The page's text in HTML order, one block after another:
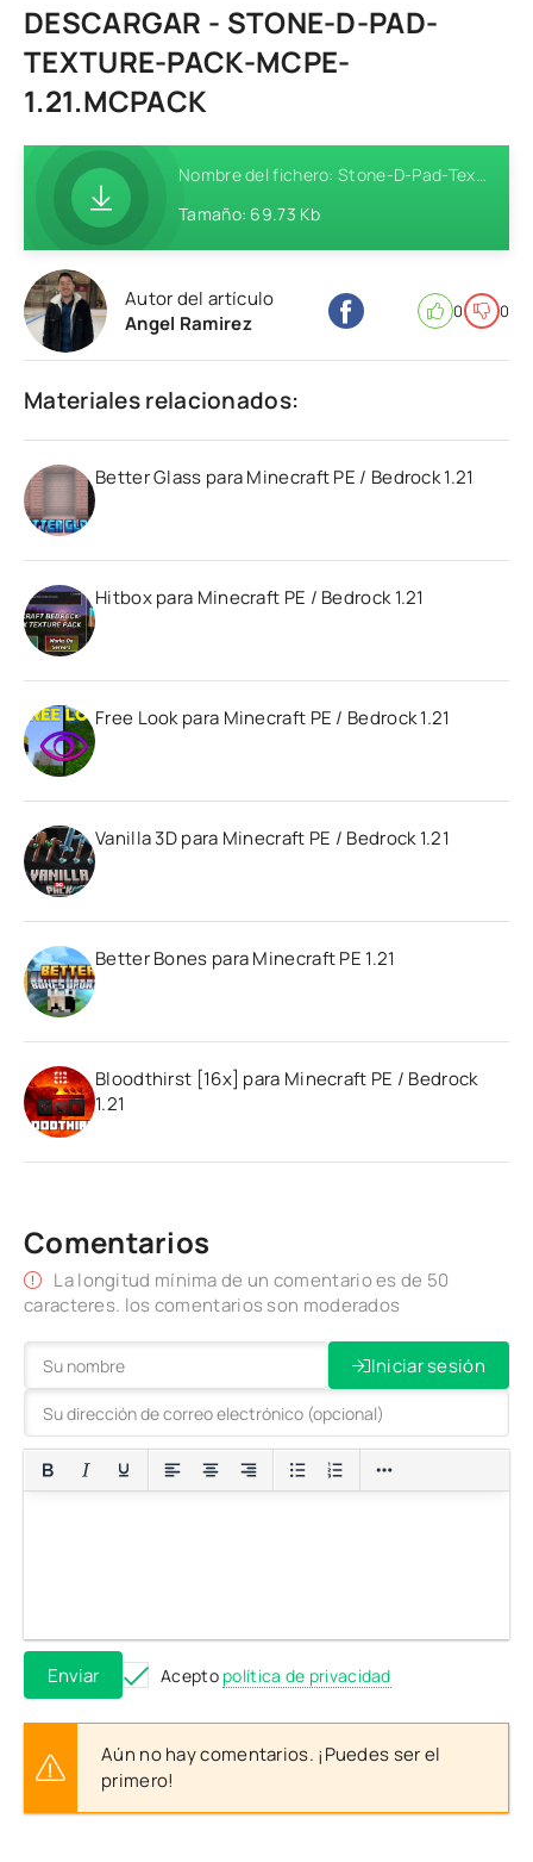
DESCARGAR - STONE-D-PAD-
TEXTURE-PACK-MCPE-
1.21.MCPACK
Nombre del fichero: Stone-D-Pad-Texture-Pack-MCPE-1.21.mcpack
Tamaño: 69.73 Kb
Autor del artículo
Angel Ramirez
0 0
Materiales relacionados:
Better Glass para Minecraft PE / Bedrock 1.21
Hitbox para Minecraft PE / Bedrock 1.21
Free Look para Minecraft PE / Bedrock 1.21
Vanilla 3D para Minecraft PE / Bedrock 1.21
Better Bones para Minecraft PE 1.21
Bloodthirst [16x] para Minecraft PE / Bedrock
1.21
Comentarios
La longitud mínima de un comentario es de 50
caracteres. los comentarios son moderados
Iniciar sesión
Enviar Acepto política de privacidad
Aún no hay comentarios. ¡Puedes ser el
primero!